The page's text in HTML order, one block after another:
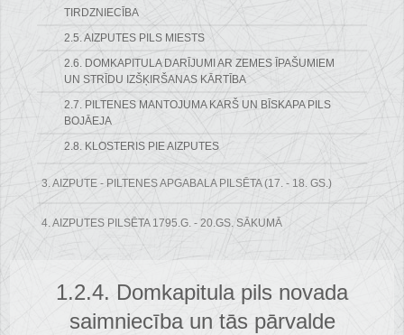
TIRDZNIECĪBA
2.5. AIZPUTES PILS MIESTS
2.6. DOMKAPITULA DARĪJUMI AR ZEMES ĪPAŠUMIEM
UN STRĪDU IZŠĶIRŠANAS KĀRTĪBA
2.7. PILTENES MANTOJUMA KARŠ UN BĪSKAPA PILS
BOJĀEJA
2.8. KLOSTERIS PIE AIZPUTES
3. AIZPUTE - PILTENES APGABALA PILSĒTA (17. - 18. GS.)
4. AIZPUTES PILSĒTA 1795.G. - 20.GS. SĀKUMĀ
1.2.4. Domkapitula pils novada
saimniecība un tās pārvalde